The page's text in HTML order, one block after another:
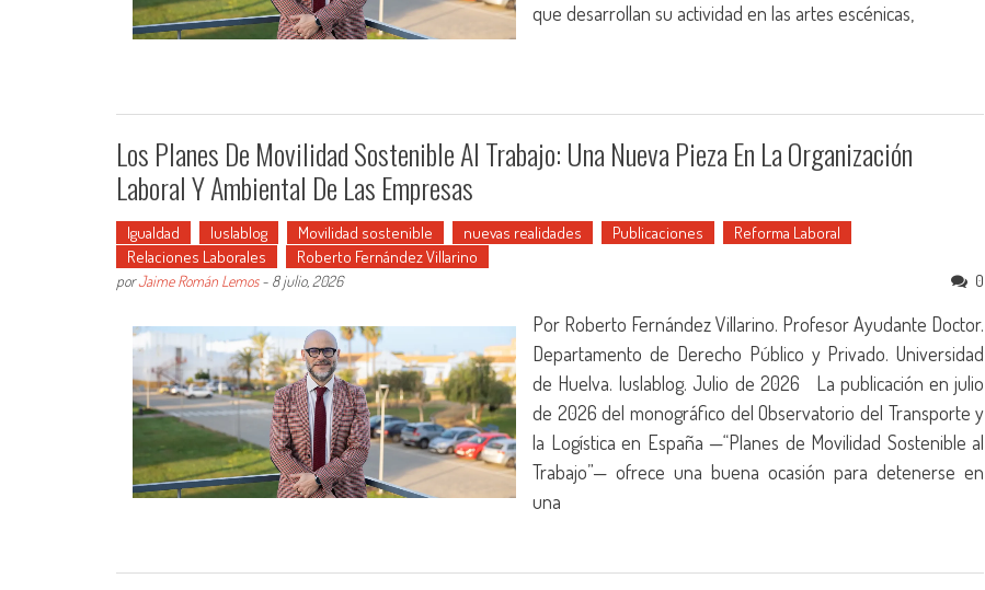
que desarrollan su actividad en las artes escénicas,
Los Planes De Movilidad Sostenible Al Trabajo: Una Nueva Pieza En La Organización
Laboral Y Ambiental De Las Empresas
Igualdad Iuslablog Movilidad sostenible nuevas realidades Publicaciones
Reforma Laboral
Relaciones Laborales
Roberto Fernández Villarino
porJaime Román Lemos- 8 julio, 2026 0
Por Roberto Fernández Villarino. Profesor Ayudante Doctor.
Departamento de Derecho Público y Privado. Universidad
de Huelva. Iuslablog. Julio de 2026 La publicación en julio
de 2026 del monográfico del Observatorio del Transporte y
la Logística en España —“Planes de Movilidad Sostenible al
Trabajo”— ofrece una buena ocasión para detenerse en
una